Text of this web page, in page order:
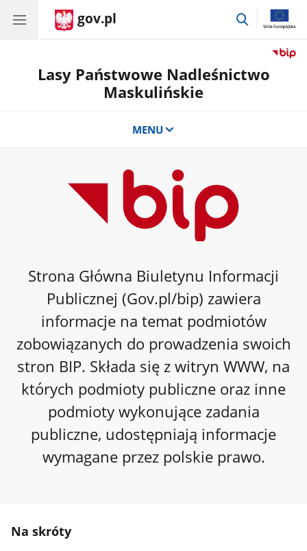
gov.pl
przejdź
Lasy Państwowe Nadleśnictwo
Maskulińskie
MENU
Strona Główna Biuletynu Informacji
Publicznej (Gov.pl/bip) zawiera
informacje na temat podmiotów
zobowiązanych do prowadzenia swoich
stron BIP. Składa się z witryn WWW, na
których podmioty publiczne oraz inne
podmioty wykonujące zadania
publiczne, udostępniają informacje
wymagane przez polskie prawo.
Na skróty